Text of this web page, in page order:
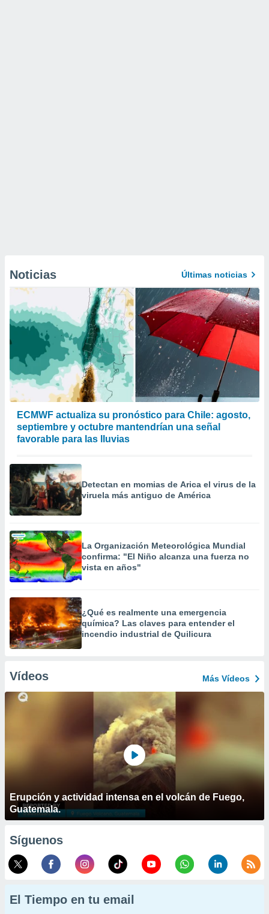
Noticias Últimas noticias
ECMWF actualiza su pronóstico para Chile: agosto,
septiembre y octubre mantendrían una señal
favorable para las lluvias
Detectan en momias de Arica el virus de la
viruela más antiguo de América
La Organización Meteorológica Mundial
confirma: "El Niño alcanza una fuerza no
vista en años"
¿Qué es realmente una emergencia
química? Las claves para entender el
incendio industrial de Quilicura
Vídeos Más Vídeos
Erupción y actividad intensa en el volcán de Fuego,
Guatemala.
Síguenos
El Tiempo en tu email